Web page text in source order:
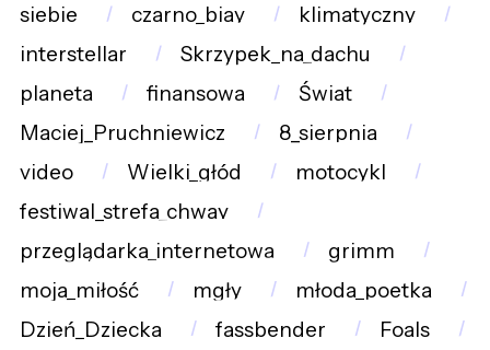
siebie
czarno_biay
klimatyczny
interstellar
Skrzypek_na_dachu
planeta
finansowa
Świat
Maciej_Pruchniewicz
8_sierpnia
video
Wielki_głód
motocykl
festiwal_strefa_chway
przeglądarka_internetowa
grimm
moja_miłość
mgły
młoda_poetka
Dzień_Dziecka
fassbender
Foals